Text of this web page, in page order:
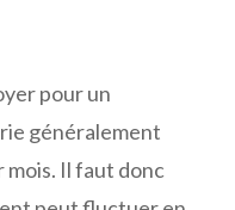
pour un
généralement
mois. Il faut donc